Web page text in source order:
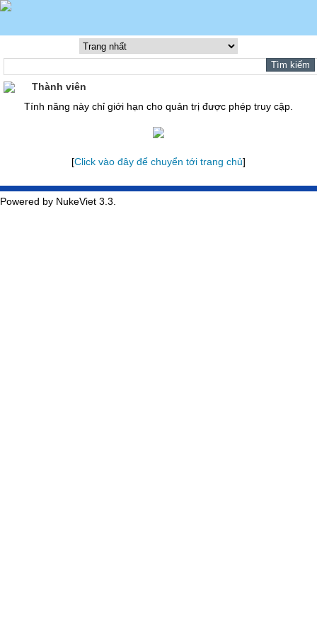
Thành viên
Tính năng này chỉ giới hạn cho quản trị được phép truy cập.
[Click vào đây để chuyển tới trang chủ]
Powered by NukeViet 3.3.